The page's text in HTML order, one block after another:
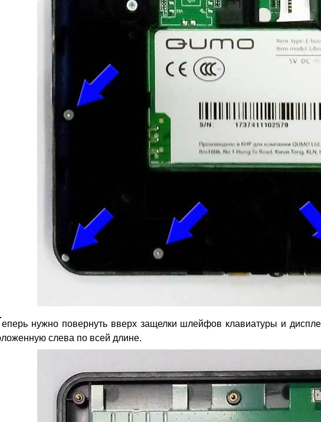
еперь нужно повернуть вверх защелки шлейфов клавиатуры и
слева по всей длине.